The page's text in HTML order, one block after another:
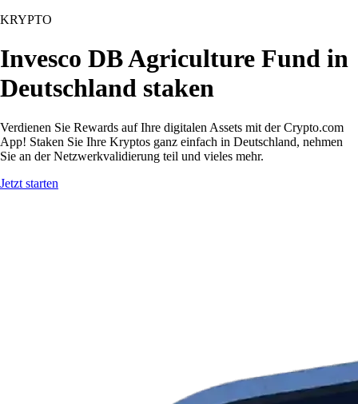
KRYPTO
Invesco DB Agriculture Fund in
Deutschland staken
Verdienen Sie Rewards auf Ihre digitalen Assets mit der Crypto.com
App! Staken Sie Ihre Kryptos ganz einfach in Deutschland, nehmen
Sie an der Netzwerkvalidierung teil und vieles mehr.
Jetzt starten